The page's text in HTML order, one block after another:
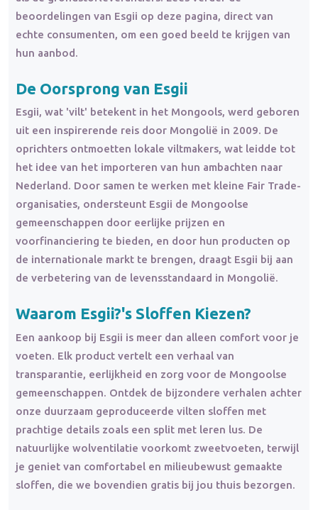
beoordelingen van Esgii op deze pagina, direct van
echte consumenten, om een goed beeld te krijgen van
hun aanbod.
De Oorsprong van Esgii
Esgii, wat 'vilt' betekent in het Mongools, werd geboren
uit een inspirerende reis door Mongolië in 2009. De
oprichters ontmoetten lokale viltmakers, wat leidde tot
het idee van het importeren van hun ambachten naar
Nederland. Door samen te werken met kleine Fair Trade-
organisaties, ondersteunt Esgii de Mongoolse
gemeenschappen door eerlijke prijzen en
voorfinanciering te bieden, en door hun producten op
de internationale markt te brengen, draagt Esgii bij aan
de verbetering van de levensstandaard in Mongolië.
Waarom Esgii?'s Sloffen Kiezen?
Een aankoop bij Esgii is meer dan alleen comfort voor je
voeten. Elk product vertelt een verhaal van
transparantie, eerlijkheid en zorg voor de Mongoolse
gemeenschappen. Ontdek de bijzondere verhalen achter
onze duurzaam geproduceerde vilten sloffen met
prachtige details zoals een split met leren lus. De
natuurlijke wolventilatie voorkomt zweetvoeten, terwijl
je geniet van comfortabel en milieubewust gemaakte
sloffen, die we bovendien gratis bij jou thuis bezorgen.